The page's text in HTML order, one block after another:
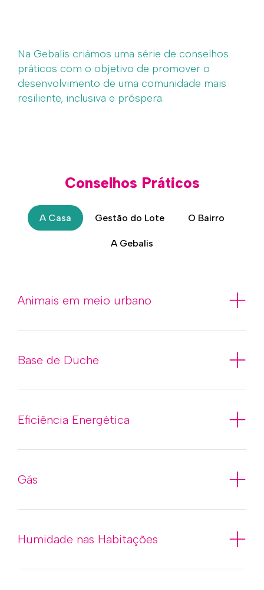
Na Gebalis criámos uma série de conselhos
práticos com o objetivo de promover o
desenvolvimento de uma comunidade mais
resiliente, inclusiva e próspera.
Conselhos Práticos
A Casa Gestão do Lote O Bairro
A Gebalis
Animais em meio urbano
Base de Duche
Eficiência Energética
Gás
Humidade nas Habitações